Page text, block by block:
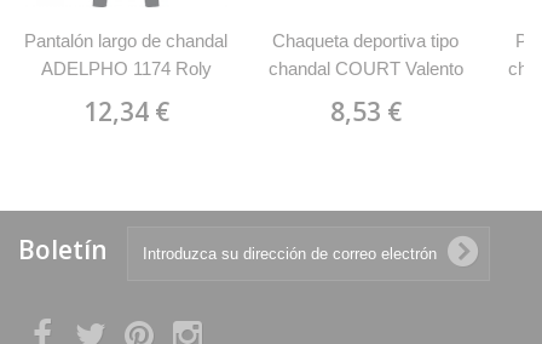
Pantalón largo de chandal
ADELPHO 1174 Roly
12,34 €
Chaqueta deportiva tipo
chandal COURT Valento
8,53 €
Boletín